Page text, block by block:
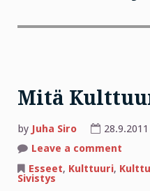
Mitä
by Juha Siro 28.9.2011
Leave a comment
Esseet, Kulttuuri,
Sivistys